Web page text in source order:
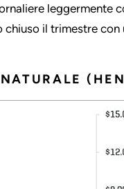
leggermente
il trimestre